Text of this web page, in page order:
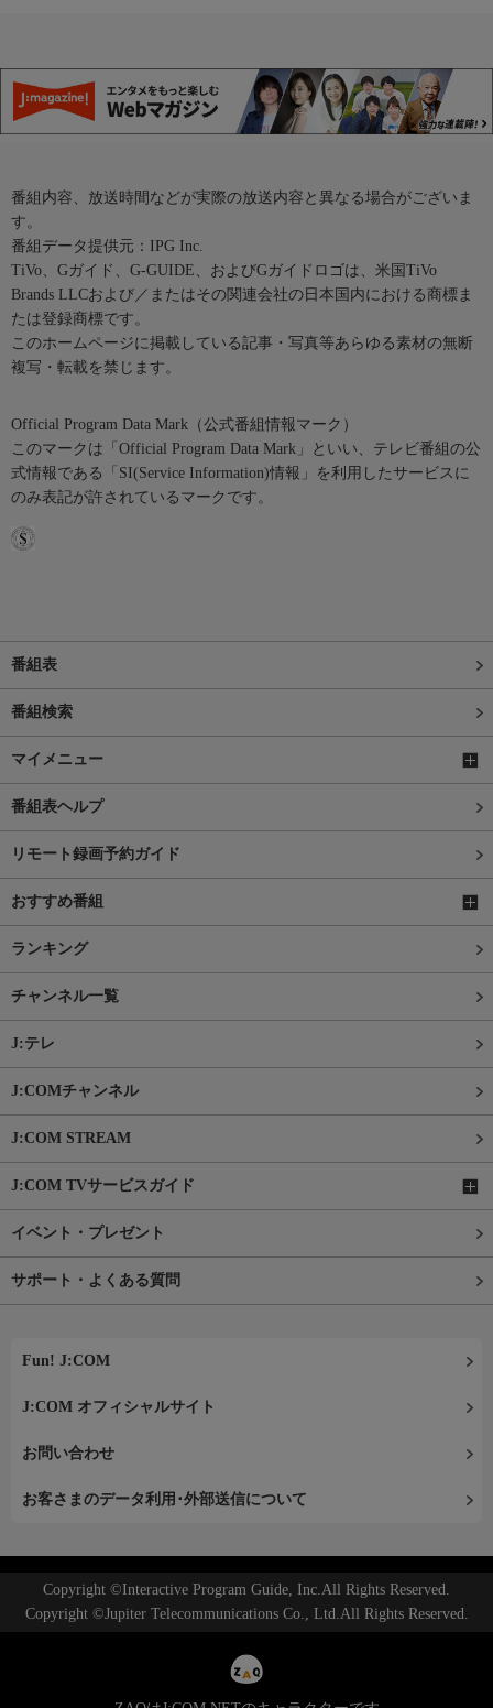
番組内容、放送時間などが実際の放送内容と異なる場合がございま
す。
番組データ提供元：IPG Inc.
TiVo、Gガイド、G-GUIDE、およびGガイドロゴは、米国TiVo
Brands LLCおよび／またはその関連会社の日本国内における商標ま
たは登録商標です。
このホームページに掲載している記事・写真等あらゆる素材の無断
複写・転載を禁じます。
Official Program Data Mark（公式番組情報マーク）
このマークは「Official Program Data Mark」といい、テレビ番組の公
式情報である「SI(Service Information)情報」を利用したサービスに
のみ表記が許されているマークです。
番組表
番組検索
マイメニュー
番組表ヘルプ
リモート録画予約ガイド
おすすめ番組
ランキング
チャンネル一覧
J:テレ
J:COMチャンネル
J:COM STREAM
J:COM TVサービスガイド
イベント・プレゼント
サポート・よくある質問
Fun! J:COM
J:COM オフィシャルサイト
お問い合わせ
お客さまのデータ利用･外部送信について
Copyright ©Interactive Program Guide, Inc.All Rights Reserved.
Copyright ©Jupiter Telecommunications Co., Ltd.All Rights Reserved.